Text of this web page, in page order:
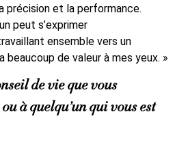
précision et la performance.
peut s’exprimer
ensemble vers un
de valeur à mes yeux. »
de vie que vous
à quelqu’un qui vous est